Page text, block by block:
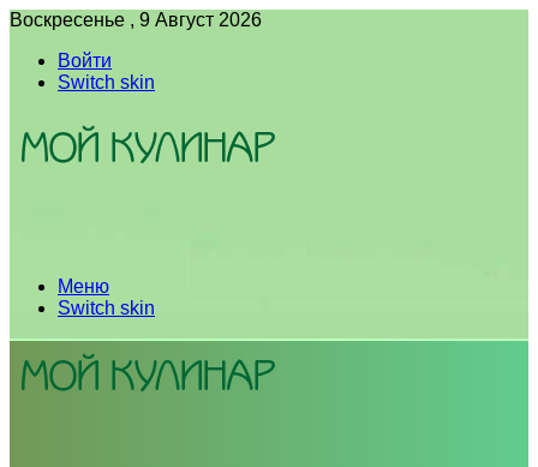
Воскресенье , 9 Август 2026
Войти
Switch skin
Меню
Switch skin